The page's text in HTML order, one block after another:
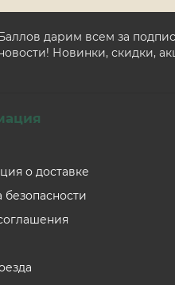
дарим всем за
Новинки, скидки,
о доставке